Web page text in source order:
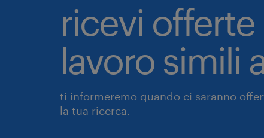
ricevi offerte
lavoro simili
ti informeremo quando ci saranno
la tua ricerca.